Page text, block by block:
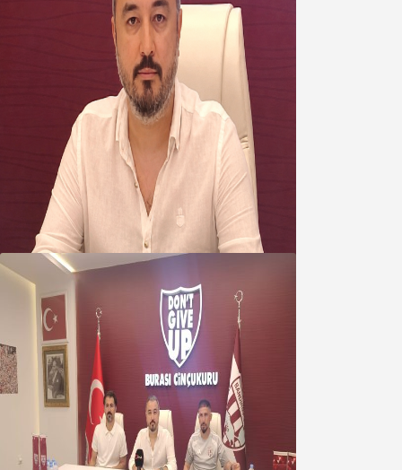
Oğuzbeyi’nden Balıkesirspor
yönetimine cevap : Herkes kendine
yakışanı yapar, buluttan nem
kapmayın!
07 Ağustos 2026
Oğuzbeyi : Transferlerde takımın
geleceğini, kulübün ekonomisini